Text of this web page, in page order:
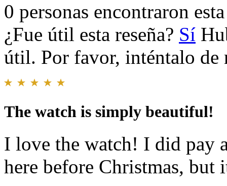
0 personas encontraron
¿Fue útil esta reseña? Sí
útil. Por favor, inténtalo de
The watch is simply beautiful!
I love the watch! I did pay
here before Christmas, but